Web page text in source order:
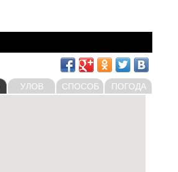
УЛОВ СПОСОБ ПОГОДА